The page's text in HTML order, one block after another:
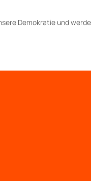
Demokratie und